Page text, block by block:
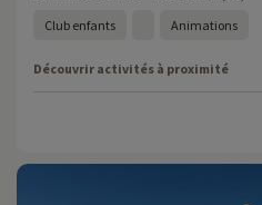
Club enfants Animations
Découvrir activités à proximité